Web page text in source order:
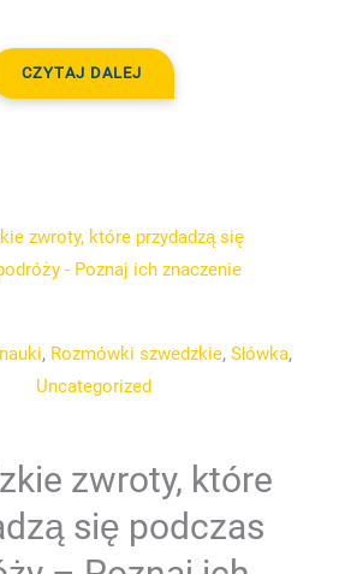
CZYTAJ DALEJ
, Rozmówki szwedzkie, Słówka,
Uncategorized
zwroty, które
się podczas